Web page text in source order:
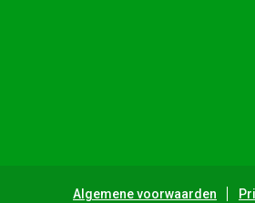
Algemene voorwaarden